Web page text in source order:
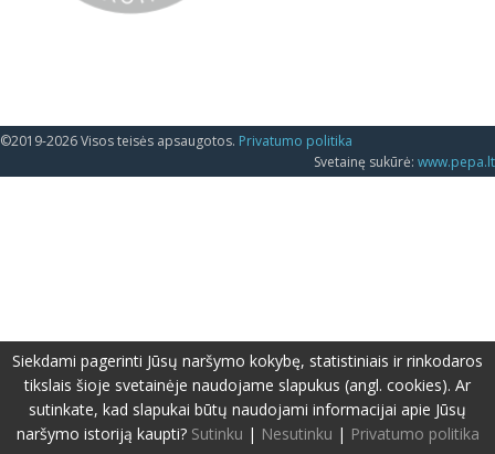
©2019-2026 Visos teisės apsaugotos. Privatumo politika
Svetainę sukūrė: www.pepa.lt
Siekdami pagerinti Jūsų naršymo kokybę, statistiniais ir rinkodaros
tikslais šioje svetainėje naudojame slapukus (angl. cookies). Ar
sutinkate, kad slapukai būtų naudojami informacijai apie Jūsų
naršymo istoriją kaupti? Sutinku | Nesutinku | Privatumo politika